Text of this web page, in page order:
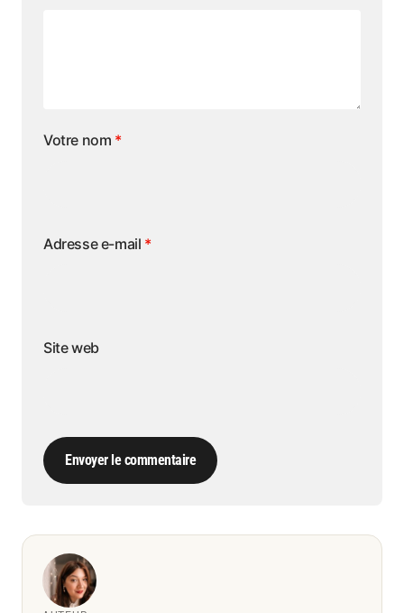
Votre nom *
Adresse e-mail *
Site web
Envoyer le commentaire